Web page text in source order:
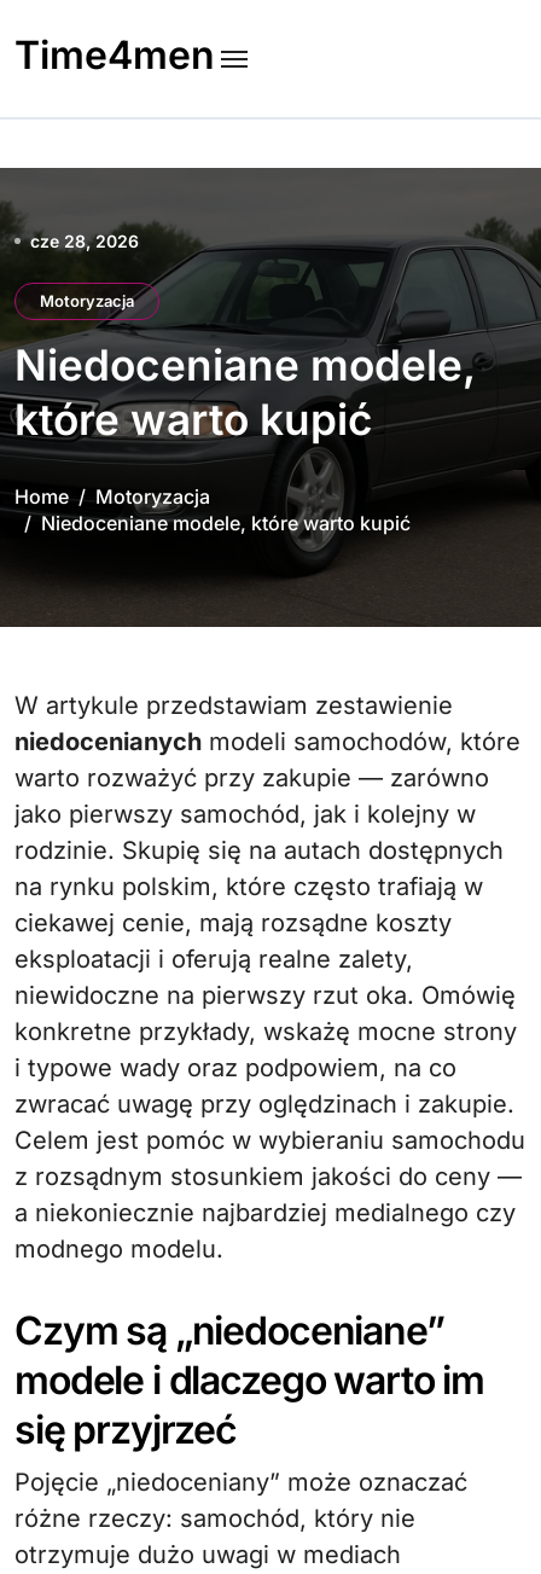
to
content
Time4men
cze 28, 2026
Motoryzacja
Niedoceniane modele,
które warto kupić
Home
Motoryzacja
Niedoceniane modele, które warto kupić
W artykule przedstawiam zestawienie
niedocenianych modeli samochodów, które
warto rozważyć przy zakupie — zarówno
jako pierwszy samochód, jak i kolejny w
rodzinie. Skupię się na autach dostępnych
na rynku polskim, które często trafiają w
ciekawej cenie, mają rozsądne koszty
eksploatacji i oferują realne zalety,
niewidoczne na pierwszy rzut oka. Omówię
konkretne przykłady, wskażę mocne strony
i typowe wady oraz podpowiem, na co
zwracać uwagę przy oględzinach i zakupie.
Celem jest pomóc w wybieraniu samochodu
z rozsądnym stosunkiem jakości do ceny —
a niekoniecznie najbardziej medialnego czy
modnego modelu.
Czym są „niedoceniane”
modele i dlaczego warto im
się przyjrzeć
Pojęcie „niedoceniany” może oznaczać
różne rzeczy: samochód, który nie
otrzymuje dużo uwagi w mediach